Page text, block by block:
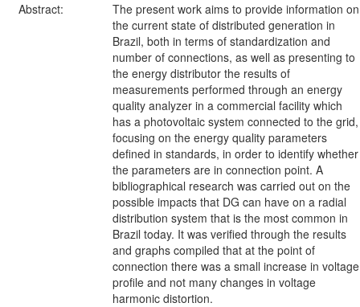
Abstract:
The present work aims to provide information on
the current state of distributed generation in
Brazil, both in terms of standardization and
number of connections, as well as presenting to
the energy distributor the results of
measurements performed through an energy
quality analyzer in a commercial facility which
has a photovoltaic system connected to the grid,
focusing on the energy quality parameters
defined in standards, in order to identify whether
the parameters are in connection point. A
bibliographical research was carried out on the
possible impacts that DG can have on a radial
distribution system that is the most common in
Brazil today. It was verified through the results
and graphs compiled that at the point of
connection there was a small increase in voltage
profile and not many changes in voltage
harmonic distortion.